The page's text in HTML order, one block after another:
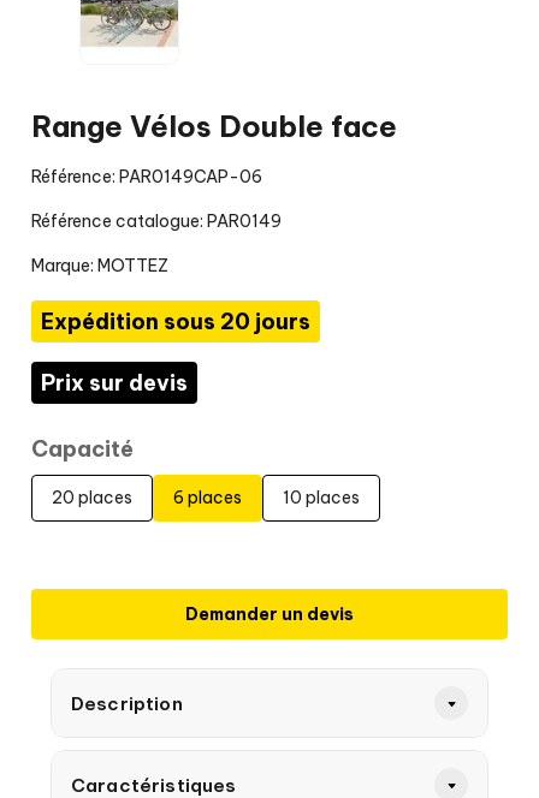
Range Vélos Double face
Référence: PAR0149CAP-06
Référence catalogue: PAR0149
Marque: MOTTEZ
Expédition sous 20 jours
Prix sur devis
Capacité
20 places 6 places 10 places
Demander un devis
Description
Caractéristiques